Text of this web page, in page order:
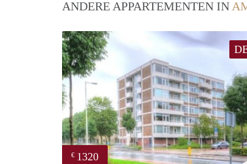
ANDERE APPARTEMENTEN IN
€ 1320